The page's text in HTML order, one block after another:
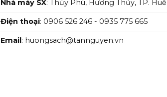
Nhà máy SX: Thủy Phù, Hương Thủy, TP. Huế
Điện thoại: 0906 526 246 - 0935 775 665
Email: huongsach@tannguyen.vn